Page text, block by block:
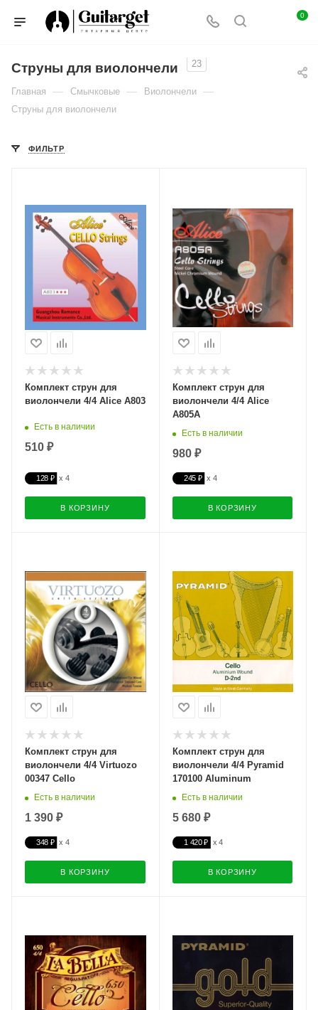
0
Струны для виолончели 23
Главная — Смычковые — Виолончели —
Струны для виолончели
ФИЛЬТР
Комплект струн для
виолончели 4/4 Alice A803
Есть в наличии
510 ₽
128 ₽
В КОРЗИНУ
Комплект струн для
виолончели 4/4 Alice
A805A
Есть в наличии
980 ₽
245 ₽
В КОРЗИНУ
Комплект струн для
виолончели 4/4 Virtuozo
00347 Cello
Есть в наличии
1 390 ₽
348 ₽
В КОРЗИНУ
Комплект струн для
виолончели 4/4 Pyramid
170100 Aluminum
Есть в наличии
5 680 ₽
1 420 ₽
В КОРЗИНУ